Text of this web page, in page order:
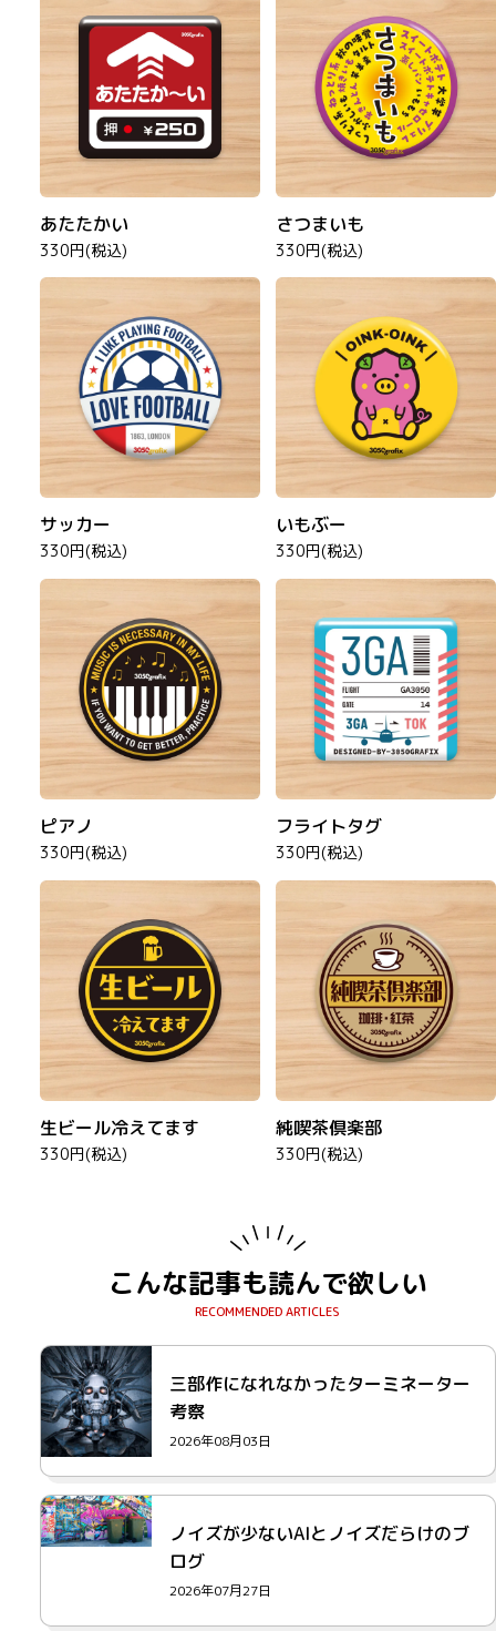
あたたかい
330円(税込)
さつまいも
330円(税込)
サッカー
330円(税込)
いもぶー
330円(税込)
ピアノ
330円(税込)
フライトタグ
330円(税込)
生ビール冷えてます
330円(税込)
純喫茶倶楽部
330円(税込)
こんな記事も読んで欲しい
三部作になれなかったターミネーター
考察
2026年08月03日
ノイズが少ないAIとノイズだらけのブ
ログ
2026年07月27日